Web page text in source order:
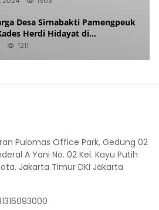
Desa Sirnabakti Pamengpeuk
Herdi Hidayat di
Dari Jabatan nya
1211
Pulomas Office Park, Gedung 02
A Yani No. 02 Kel. Kayu Putih
Jakarta Timur DKI Jakarta